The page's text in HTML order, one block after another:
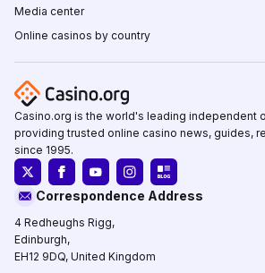
Media center
Online casinos by country
Casino.org is the world's leading independent
providing trusted online casino news, guides,
since 1995.
Correspondence Address
4 Redheughs Rigg,
Edinburgh,
EH12 9DQ, United Kingdom